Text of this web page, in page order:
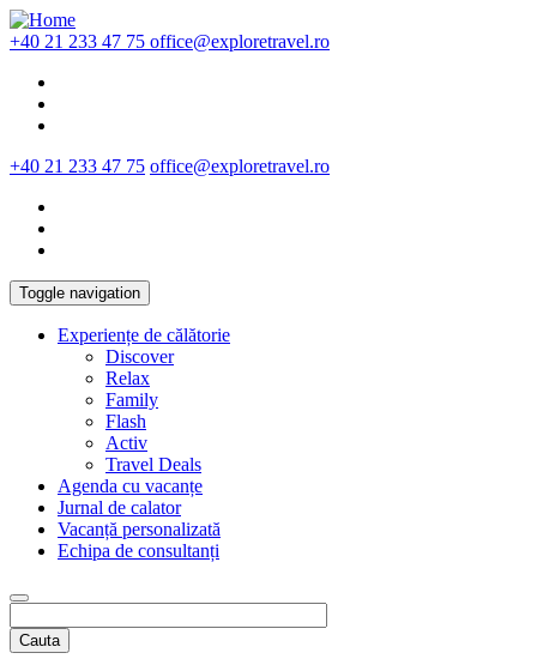
Skip to main content
+40 21 233 47 75 office@exploretravel.ro
+40 21 233 47 75 office@exploretravel.ro
Toggle navigation
Experiențe de călătorie
Discover
Relax
Family
Flash
Activ
Travel Deals
Agenda cu vacanțe
Jurnal de calator
Vacanță personalizată
Echipa de consultanți
Cauta